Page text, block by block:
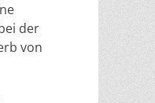
der
von